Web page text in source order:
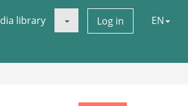
library Log in EN